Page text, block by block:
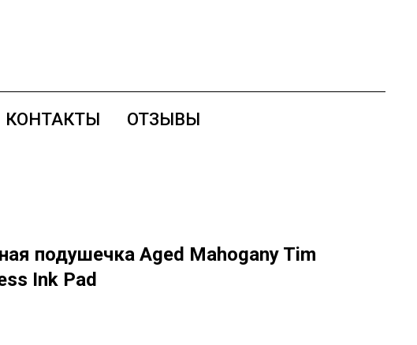
КОНТАКТЫ ОТЗЫВЫ
подушечка Aged Mahogany Tim
Ink Pad